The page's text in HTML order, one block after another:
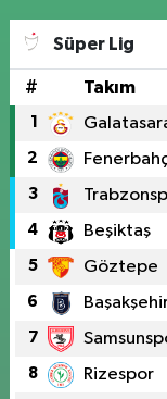
Süper Lig
# Takım
1
2
3
4 Beşiktaş
5 Göztepe
6
7
8 Rizespor